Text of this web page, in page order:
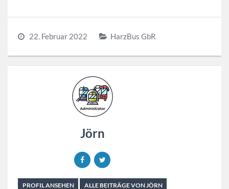
22. Februar 2022 HarzBus GbR
Jörn
PROFIL ANSEHEN ALLE BEITRÄGE VON JÖRN